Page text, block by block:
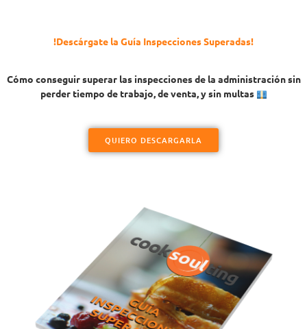
!Descárgate la Guía Inspecciones Superadas!
Cómo conseguir superar las inspecciones de la administración sin
perder tiempo de trabajo, de venta, y sin multas
QUIERO DESCARGARLA